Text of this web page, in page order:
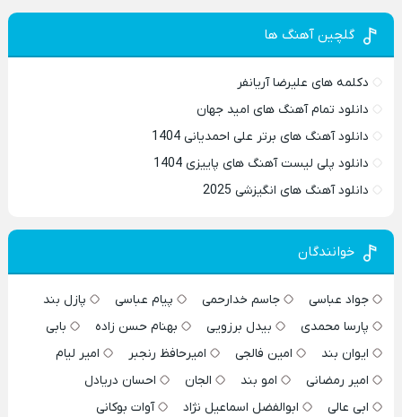
گلچین آهنگ ها
دکلمه های علیرضا آریانفر
دانلود تمام آهنگ های امید جهان
دانلود آهنگ های برتر علی احمدیانی 1404
دانلود پلی لیست آهنگ های پاییزی 1404
دانلود آهنگ های انگیزشی 2025
خوانندگان
جواد عباسی جاسم خدارحمی پیام عباسی
پازل بند
پارسا محمدی
بیدل برزویی بهنام حسن زاده
بابی
ایوان بند
امین فالجی امیرحافظ رنجبر
امیر لیام
امیر رمضانی
امو بند الجان
احسان دریادل
ابی عالی
ابوالفضل اسماعیل نژاد
آوات بوکانی